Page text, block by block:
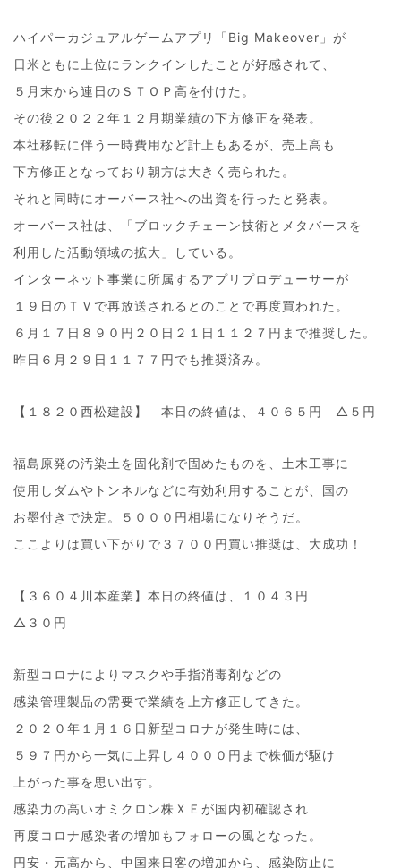
ハイパーカジュアルゲームアプリ「Big Makeover」が
日米ともに上位にランクインしたことが好感されて、
５月末から連日のＳＴＯＰ高を付けた。
その後２０２２年１２月期業績の下方修正を発表。
本社移転に伴う一時費用など計上もあるが、売上高も
下方修正となっており朝方は大きく売られた。
それと同時にオーバース社への出資を行ったと発表。
オーバース社は、「ブロックチェーン技術とメタバースを
利用した活動領域の拡大」している。
インターネット事業に所属するアプリプロデューサーが
１９日のＴＶで再放送されるとのことで再度買われた。
６月１７日８９０円２０日２１日１１２７円まで推奨した。
昨日６月２９日１１７７円でも推奨済み。
【１８２０西松建設】 本日の終値は、４０６５円 △５円
福島原発の汚染土を固化剤で固めたものを、土木工事に
使用しダムやトンネルなどに有効利用することが、国の
お墨付きで決定。５０００円相場になりそうだ。
ここよりは買い下がりで３７００円買い推奨は、大成功！
【３６０４川本産業】本日の終値は、１０４３円
△３０円
新型コロナによりマスクや手指消毒剤などの
感染管理製品の需要で業績を上方修正してきた。
２０２０年１月１６日新型コロナが発生時には、
５９７円から一気に上昇し４０００円まで株価が駆け
上がった事を思い出す。
感染力の高いオミクロン株ＸＥが国内初確認され
再度コロナ感染者の増加もフォローの風となった。
円安・元高から、中国来日客の増加から、感染防止に